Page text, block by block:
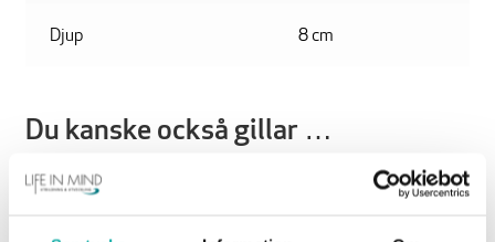
Djup 8 cm
Du kanske också gillar …